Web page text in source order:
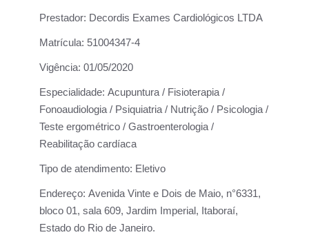
Prestador: Decordis Exames Cardiológicos LTDA
Matrícula: 51004347-4
Vigência: 01/05/2020
Especialidade: Acupuntura / Fisioterapia /
Fonoaudiologia / Psiquiatria / Nutrição / Psicologia /
Teste ergométrico / Gastroenterologia /
Reabilitação cardíaca
Tipo de atendimento: Eletivo
Endereço: Avenida Vinte e Dois de Maio, n°6331,
bloco 01, sala 609, Jardim Imperial, Itaboraí,
Estado do Rio de Janeiro.